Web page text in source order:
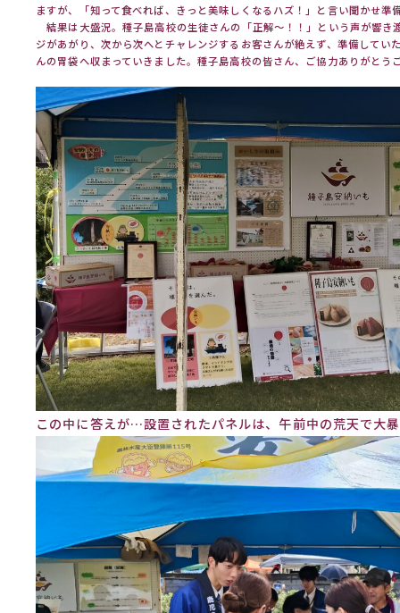
ますが、「知って食べれば、きっと美味しくなるハズ！」と言い聞かせ準
結果は大盛況。種子島高校の生徒さんの「正解～！！」という声が響き
ジがあがり、次から次へとチャレンジするお客さんが絶えず、準備してい
んの胃袋へ収まっていきました。種子島高校の皆さん、ご協力ありがとう
この中に答えが…設置されたパネルは、午前中の荒天で大